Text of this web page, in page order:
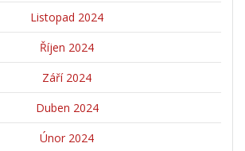
Listopad 2024
Říjen 2024
Září 2024
Duben 2024
Únor 2024